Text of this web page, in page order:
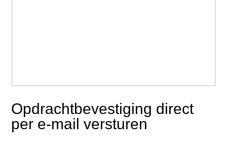
Opdrachtbevestiging direct
per e-mail versturen